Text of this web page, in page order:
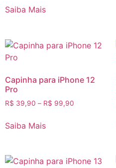
Saiba Mais
Capinha para iPhone 12
Pro
R$ 39,90 – R$ 99,90
Saiba Mais